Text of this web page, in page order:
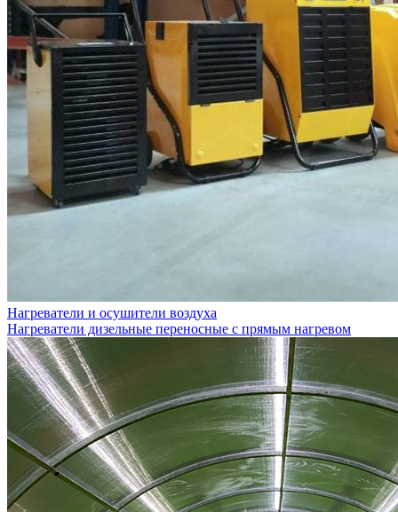
Нагреватели и осушители воздуха
Нагреватели дизельные переносные с прямым нагревом